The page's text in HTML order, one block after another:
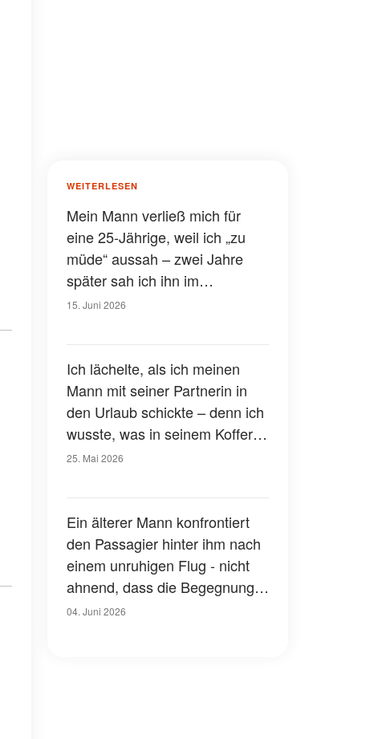
WEITERLESEN
Mein Mann verließ mich für
eine 25-Jährige, weil ich „zu
müde“ aussah – zwei Jahre
später sah ich ihn im
Supermarkt mit dem Karma
15. Juni 2026
Ich lächelte, als ich meinen
Mann mit seiner Partnerin in
den Urlaub schickte – denn ich
wusste, was in seinem Koffer
steckte
25. Mai 2026
Ein älterer Mann konfrontiert
den Passagier hinter ihm nach
einem unruhigen Flug - nicht
ahnend, dass die Begegnung
sein Leben verändern wird
04. Juni 2026